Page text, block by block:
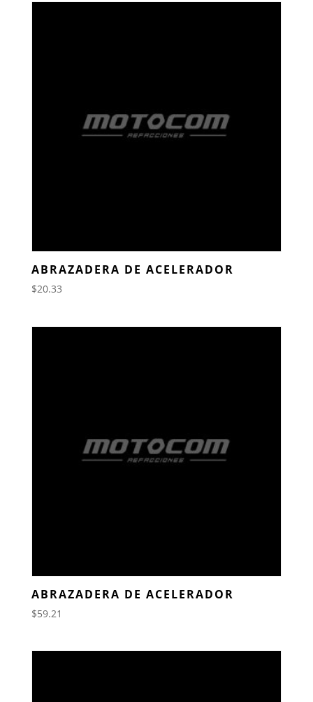
ABRAZADERA DE ACELERADOR
$20.33
ABRAZADERA DE ACELERADOR
$59.21